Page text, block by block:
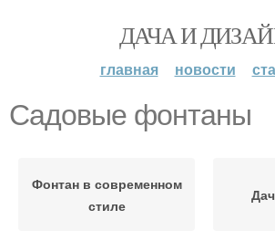
ДАЧА И
главная новости
Садовые фонтаны
Фонтан в современном
стиле